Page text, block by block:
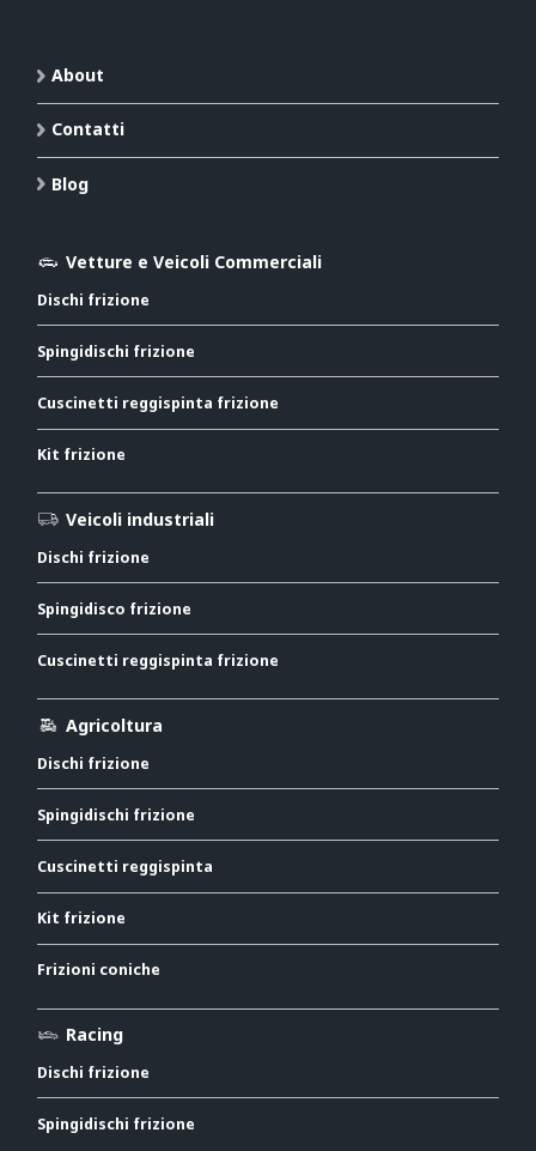
About
Contatti
Blog
Vetture e Veicoli Commerciali
Dischi frizione
Spingidischi frizione
Cuscinetti reggispinta frizione
Kit frizione
Veicoli industriali
Dischi frizione
Spingidisco frizione
Cuscinetti reggispinta frizione
Agricoltura
Dischi frizione
Spingidischi frizione
Cuscinetti reggispinta
Kit frizione
Frizioni coniche
Racing
Dischi frizione
Spingidischi frizione